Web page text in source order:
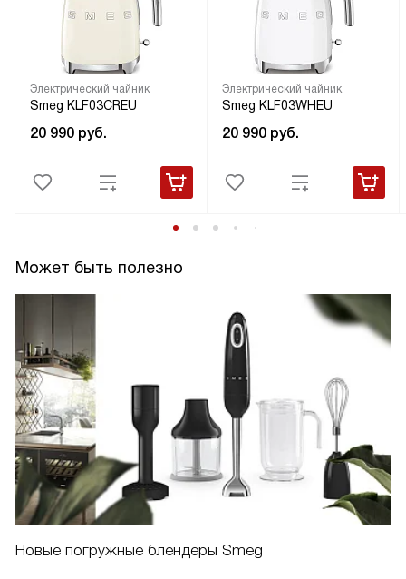
Электрический чайник
Smeg KLF03CREU
20 990 руб.
Электрический чайник
Smeg KLF03WHEU
20 990 руб.
Может быть полезно
Новые погружные блендеры Smeg